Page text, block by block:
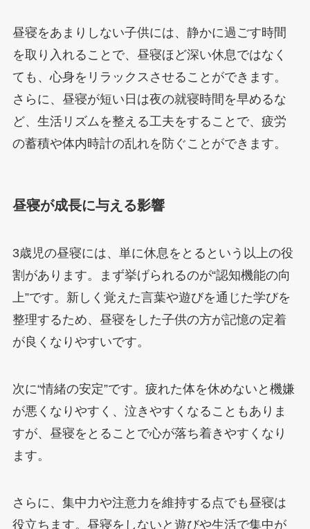
昼寝をあまりしない子供には、静かに過ごす時間
を取り入れることで、昼寝ほど深い休息ではなく
ても、心身をリラックスさせることができます。
さらに、昼寝が短い日は夜の就寝時間を早めるな
ど、生活リズムを整える工夫をすることで、疲労
の蓄積や体内時計の乱れを防ぐことができます。
昼寝が成長に与える影響
3歳児の昼寝には、単に休息をとるという以上の役
割があります。まず挙げられるのが“認知機能の向
上”です。新しく覚えた言葉や遊びを通じた学びを
整理するため、昼寝をした子供の方が記憶の定着
が良くなりやすいです。
次に“情緒の安定”です。疲れた体を休めないと機嫌
が悪くなりやすく、泣きやすくなることもありま
すが、昼寝をとることで心が落ち着きやすくなり
ます。
さらに、集中力や注意力を維持する点でも昼寝は
役立ちます。昼寝をしないと遊びや生活で集中が